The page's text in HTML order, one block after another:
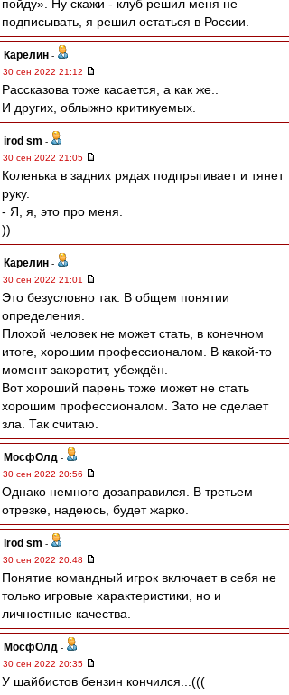
пойду». Ну скажи - клуб решил меня не
подписывать, я решил остаться в России.
Карелин -
30 сен 2022 21:12
Рассказова тоже касается, а как же..
И других, облыжно критикуемых.
irod sm -
30 сен 2022 21:05
Коленька в задних рядах подпрыгивает и тянет
руку.
- Я, я, это про меня.
))
Карелин -
30 сен 2022 21:01
Это безусловно так. В общем понятии
определения.
Плохой человек не может стать, в конечном
итоге, хорошим профессионалом. В какой-то
момент закоротит, убеждён.
Вот хороший парень тоже может не стать
хорошим профессионалом. Зато не сделает
зла. Так считаю.
МосфОлд -
30 сен 2022 20:56
Однако немного дозаправился. В третьем
отрезке, надеюсь, будет жарко.
irod sm -
30 сен 2022 20:48
Понятие командный игрок включает в себя не
только игровые характеристики, но и
личностные качества.
МосфОлд -
30 сен 2022 20:35
У шайбистов бензин кончился...(((